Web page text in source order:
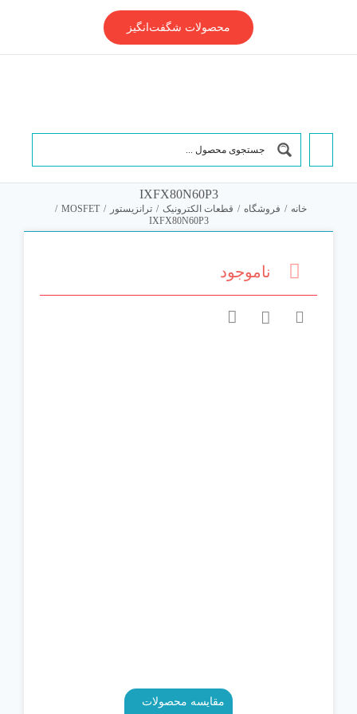
محصولات شگفت‌انگیز
IXFX80N60P3
خانه / فروشگاه / قطعات الکترونیک / ترانزیستور /
MOSFET
/
IXFX80N60P3
ناموجود
مقایسه محصولات